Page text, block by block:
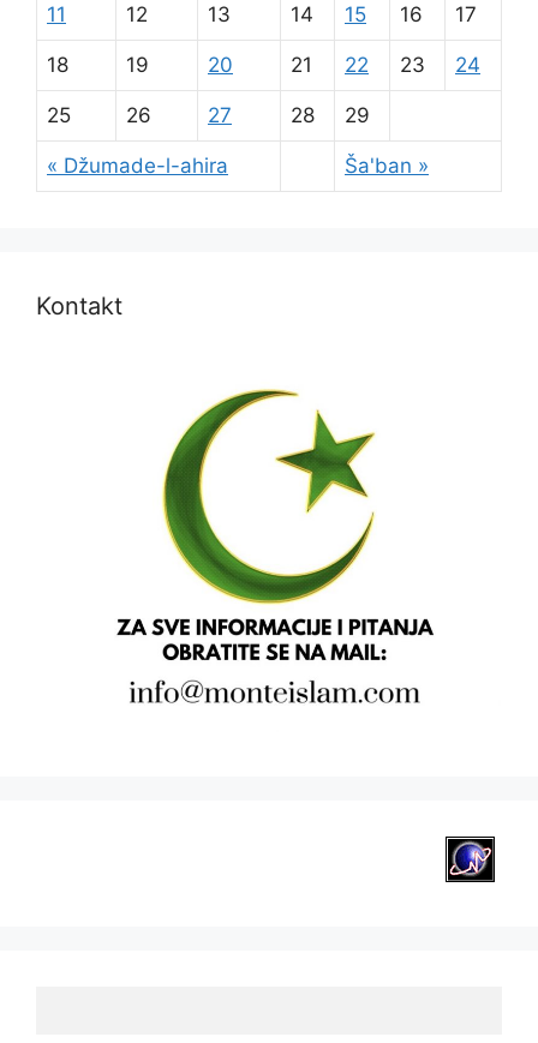
« Džumade-l-ahira Ša'ban »
11 12 13 14 15 16 17
18 19 20 21 22 23 24
25 26 27 28 29
Kontakt